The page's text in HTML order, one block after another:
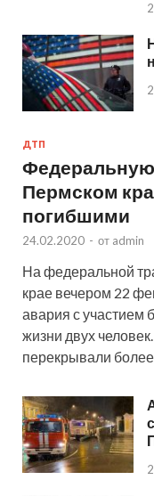
ДТП
Федеральную
Пермском
погибшими
24.02.2020 - от admin
На федеральной
крае вечером 22
авария с участием
жизни двух
перекрывали